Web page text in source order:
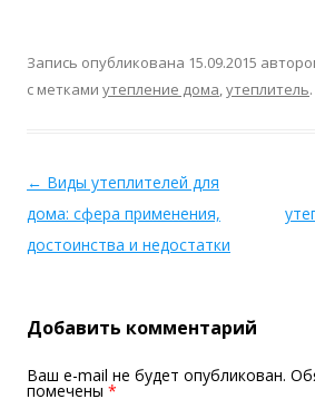
Запись опубликована 15.09.2015
с метками утепление дома,утеплитель.
← Виды утеплителей для
дома: сфера применения,
достоинства и недостатки
Добавить комментарий
Ваш e-mail не будет опубликован.
помечены *